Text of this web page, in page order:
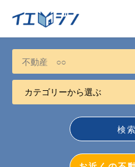
お近くの不動産会社を探す
カテゴリーから選ぶ
不動産売却